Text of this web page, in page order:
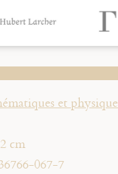
et physique
cm
067-7